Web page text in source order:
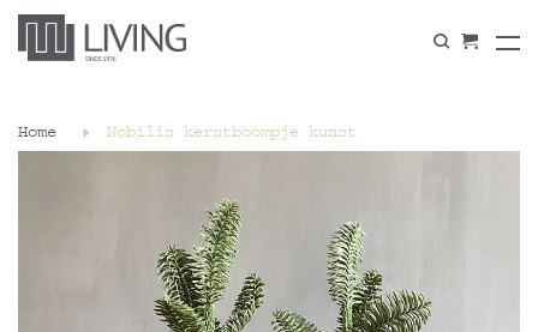
Home Nobilis kerstboompje kunst